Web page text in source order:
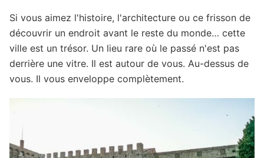
Si vous aimez l'histoire, l'architecture ou ce frisson de
découvrir un endroit avant le reste du monde… cette
ville est un trésor. Un lieu rare où le passé n'est pas
derrière une vitre. Il est autour de vous. Au-dessus de
vous. Il vous enveloppe complètement.